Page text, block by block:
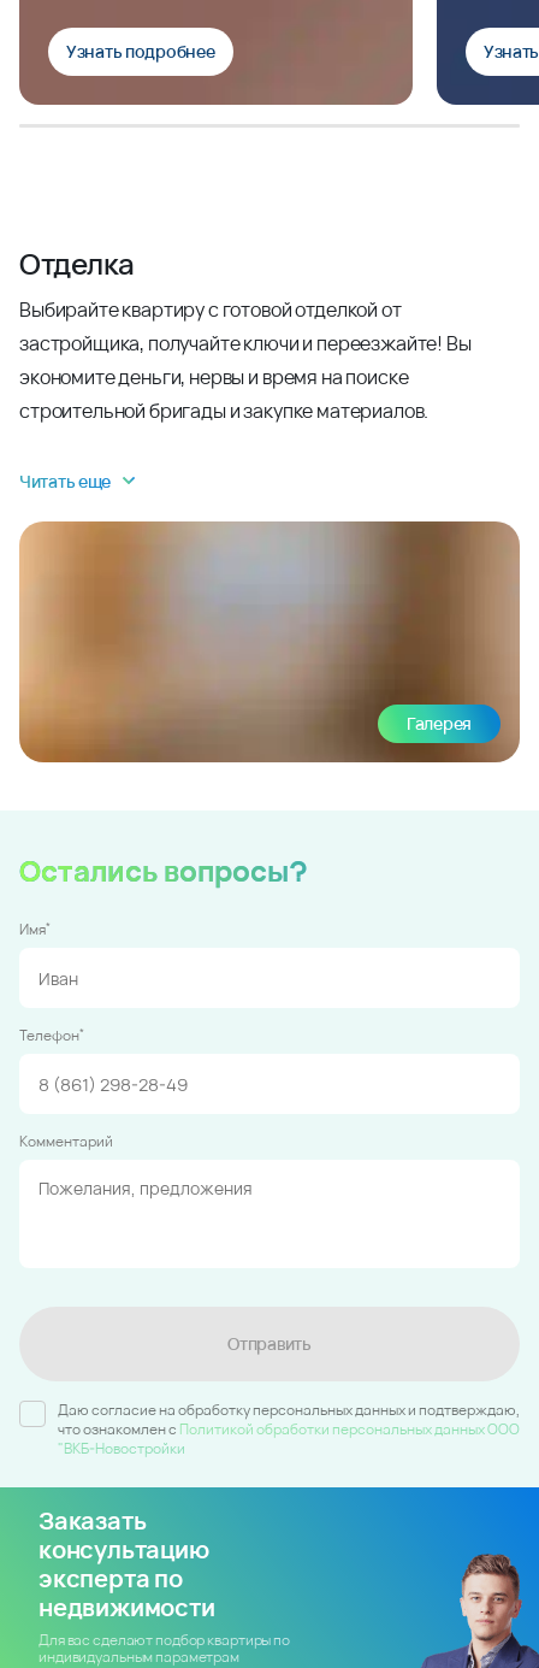
Узнать подробнее
Отделка
Выбирайте квартиру с готовой отделкой от
застройщика, получайте ключи и переезжайте! Вы
экономите деньги, нервы и время на поиске
строительной бригады и закупке материалов.
Читать еще
Галерея
Остались вопросы?
Имя*
Телефон*
Комментарий
Отправить
Даю согласие на обработку персональных данных и подтверждаю,
что ознакомлен c Политикой обработки персональных данных ООО
"ВКБ-Новостройки
Заказать
консультацию
эксперта по
недвижимости
Для вас сделают подбор квартиры по
индивидуальным параметрам